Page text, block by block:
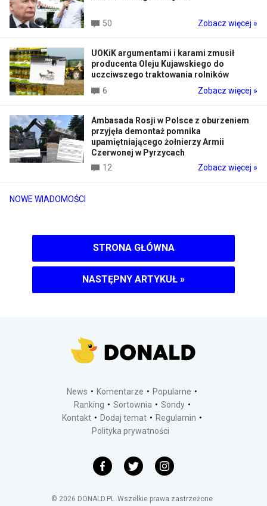
NOWE WIADOMOŚCI
50 Zobacz więcej »
UOKiK argumentami i karami zmusił
producenta Oleju Kujawskiego do
uczciwszego traktowania rolników
6
Zobacz więcej »
Ambasada Rosji w Polsce z oburzeniem
przyjęła demontaż pomnika
upamiętniającego żołnierzy Armii
Czerwonej w Pyrzycach
12
Zobacz więcej »
STRONA GŁÓWNA
NASTĘPNY ARTYKUŁ »
News Komentarze
Popularne
Ranking
Sortownia
Sondy
Kontakt
Dodaj temat
Regulamin
Polityka prywatności
© 2026 DONALD.PL Wszelkie prawa zastrzeżone